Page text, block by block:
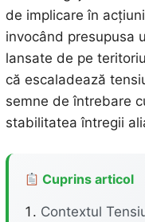
de implicare în
invocând presupusa
lansate de pe
că escaladează
semne de întrebare
stabilitatea întregii
Cuprins articol
Contextul